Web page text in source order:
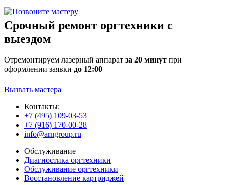
Срочный ремонт оргтехники с
выездом
Отремонтируем лазерный аппарат за 20 минут при
оформлении заявки до 12:00
Вызвать мастера
Контакты:
+7 (495) 109-03-53
+7 (916) 170-00-28
info@arngroup.ru
Обслуживание
Диагностика оргтехники
Обслуживание оргтехники
Восстановление картриджей